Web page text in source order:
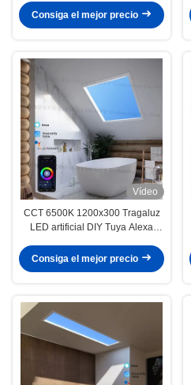
Consiga el mejor precio
Vídeo
CCT 6500K 1200x300 Tragaluz
LED artificial DIY Tuya Alexa
Consiga el mejor precio